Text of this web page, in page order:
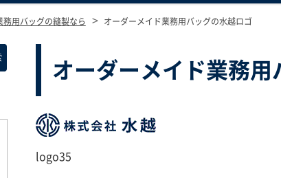
用バッグの縫製なら > オーダーメイド業務用バッグの水越ロゴ
オーダーメイド業務用
logo35